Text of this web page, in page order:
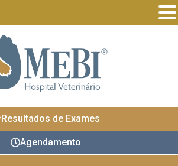
Resultados de Exames
Agendamento